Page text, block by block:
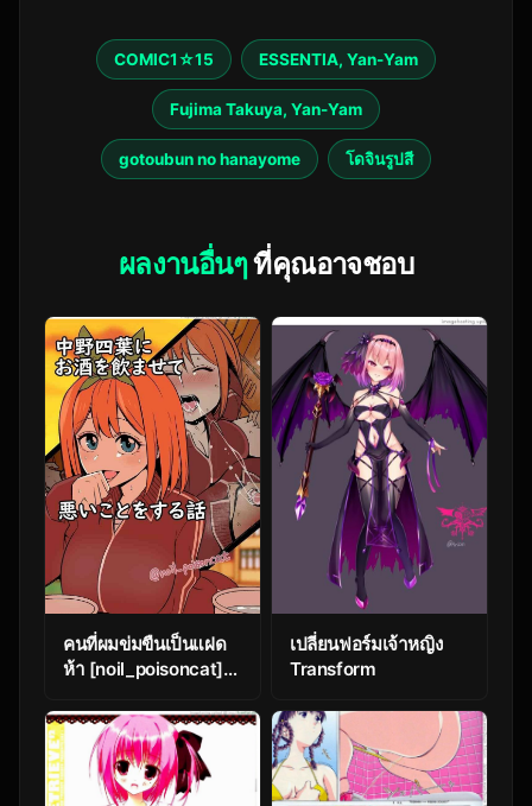
COMIC1☆15 ESSENTIA, Yan-Yam
Fujima Takuya, Yan-Yam
gotoubun no hanayome โดจินรูปสี
ผลงานอื่นๆที่คุณอาจชอบ
คนที่ผมข่มขืนเป็นแฝด
ห้า [noil_poisoncat]
Osake o Nomasete
Warui Koto o Suru
Hanashi (Gotoubun
no Hanayome)
เปลี่ยนฟอร์มเจ้าหญิง
Transform